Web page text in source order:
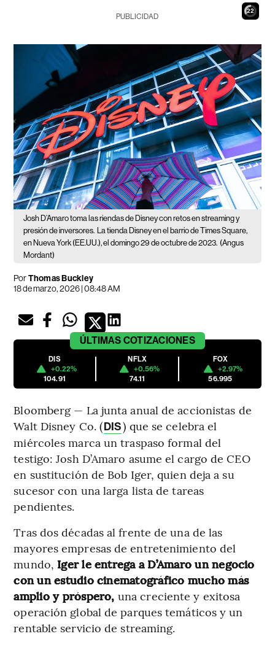
21
PUBLICIDAD
Josh D’Amaro toma las riendas de Disney con retos en streaming y
presión de inversores.
La tienda Disney en el barrio de Times Square,
en Nueva York (EE.UU.), el domingo 29 de octubre de 2023. (Angus
Mordant)
PorThomas Buckley
18 de marzo, 2026 | 08:48 AM
ÚLTIMAS COTIZACIONES
DIS
+0.22%
104.91
NFLX
+0.56%
74.11
FOX
+2.97%
56.995
Bloomberg — La junta anual de accionistas de
Walt Disney Co. (DIS) que se celebra el
miércoles marca un traspaso formal del
testigo: Josh D’Amaro asume el cargo de CEO
en sustitución de Bob Iger, quien deja a su
sucesor con una larga lista de tareas
pendientes.
Tras dos décadas al frente de una de las
mayores empresas de entretenimiento del
mundo, Iger le entrega a D’Amaro un negocio
con un estudio cinematográfico mucho más
amplio y próspero, una creciente y exitosa
operación global de parques temáticos y un
rentable servicio de streaming.